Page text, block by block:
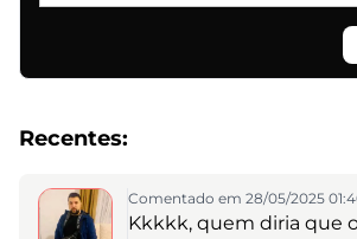
Recentes:
Comentado em 28/05/2025
Kkkkk, quem diria que